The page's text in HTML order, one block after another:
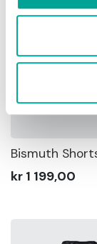
Bismuth
kr 1 199,00